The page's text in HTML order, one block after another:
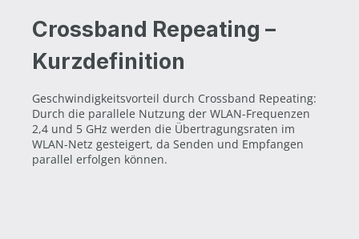
Crossband Repeating –
Kurzdefinition
Geschwindigkeitsvorteil durch Crossband Repeating:
Durch die parallele Nutzung der WLAN-Frequenzen
2,4 und 5 GHz werden die Übertragungsraten im
WLAN-Netz gesteigert, da Senden und Empfangen
parallel erfolgen können.